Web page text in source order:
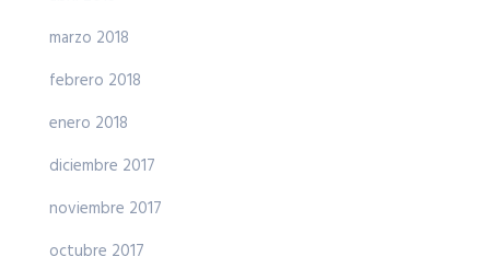
marzo 2018
febrero 2018
enero 2018
diciembre 2017
noviembre 2017
octubre 2017